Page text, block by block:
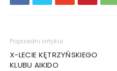
Poprzedni artykuł
X-LECIE KĘTRZYŃSKIEGO
KLUBU AIKIDO